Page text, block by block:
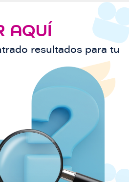
AQUÍ
resultados para tu